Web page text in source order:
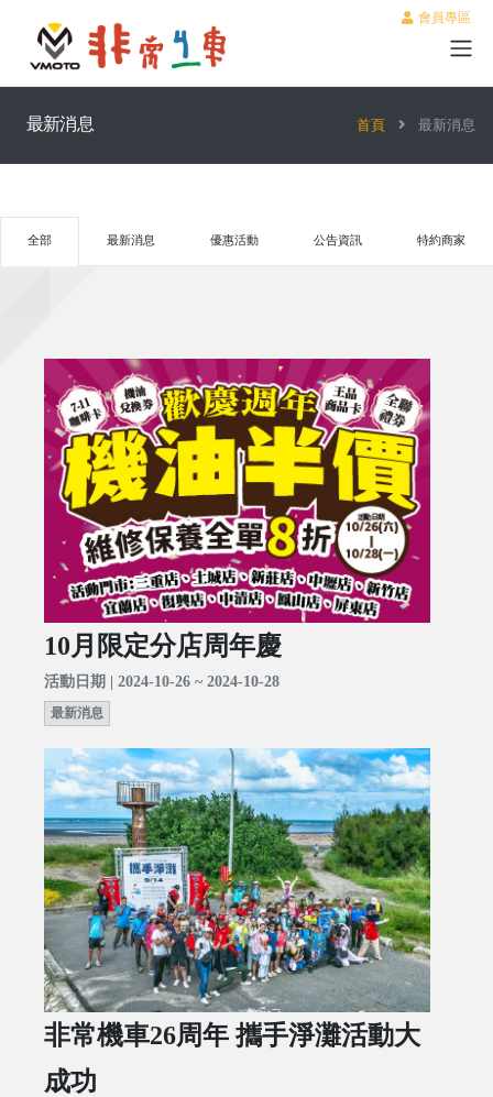
會員專區
最新消息 首頁 最新消息
全部 最新消息 優惠活動 公告資訊 特約商家
10月限定分店周年慶
活動日期 | 2024-10-26 ~ 2024-10-28
最新消息
非常機車26周年 攜手淨灘活動大
成功